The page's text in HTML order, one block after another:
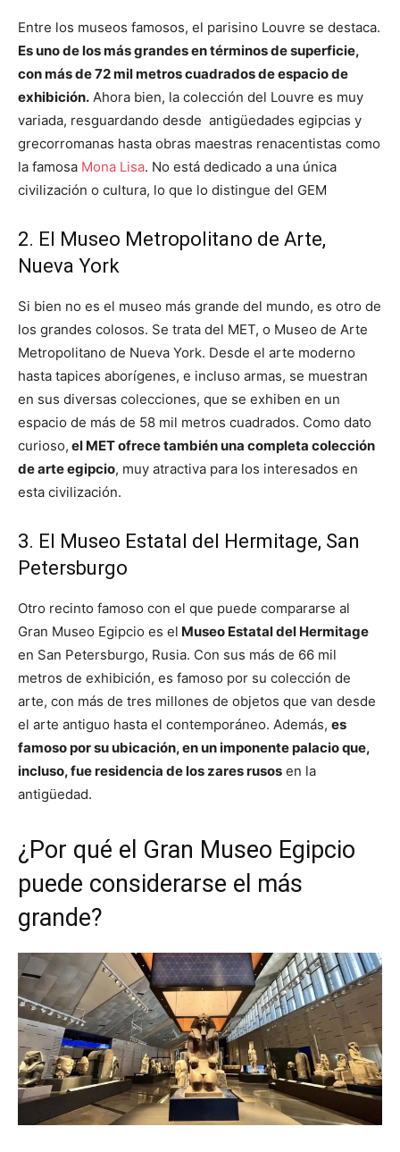
Entre los museos famosos, el parisino Louvre se destaca.
Es uno de los más grandes en términos de superficie,
con más de 72 mil metros cuadrados de espacio de
exhibición. Ahora bien, la colección del Louvre es muy
variada, resguardando desde antigüedades egipcias y
grecorromanas hasta obras maestras renacentistas como
la famosa Mona Lisa. No está dedicado a una única
civilización o cultura, lo que lo distingue del GEM
2. El Museo Metropolitano de Arte,
Nueva York
Si bien no es el museo más grande del mundo, es otro de
los grandes colosos. Se trata del MET, o Museo de Arte
Metropolitano de Nueva York. Desde el arte moderno
hasta tapices aborígenes, e incluso armas, se muestran
en sus diversas colecciones, que se exhiben en un
espacio de más de 58 mil metros cuadrados. Como dato
curioso, el MET ofrece también una completa colección
de arte egipcio, muy atractiva para los interesados en
esta civilización.
3. El Museo Estatal del Hermitage, San
Petersburgo
Otro recinto famoso con el que puede compararse al
Gran Museo Egipcio es el Museo Estatal del Hermitage
en San Petersburgo, Rusia. Con sus más de 66 mil
metros de exhibición, es famoso por su colección de
arte, con más de tres millones de objetos que van desde
el arte antiguo hasta el contemporáneo. Además, es
famoso por su ubicación, en un imponente palacio que,
incluso, fue residencia de los zares rusos en la
antigüedad.
¿Por qué el Gran Museo Egipcio
puede considerarse el más
grande?